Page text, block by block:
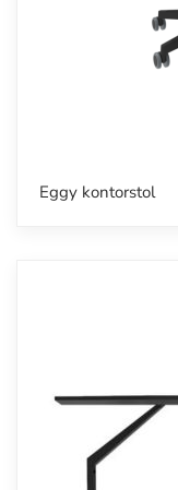
Eggy kontorstol